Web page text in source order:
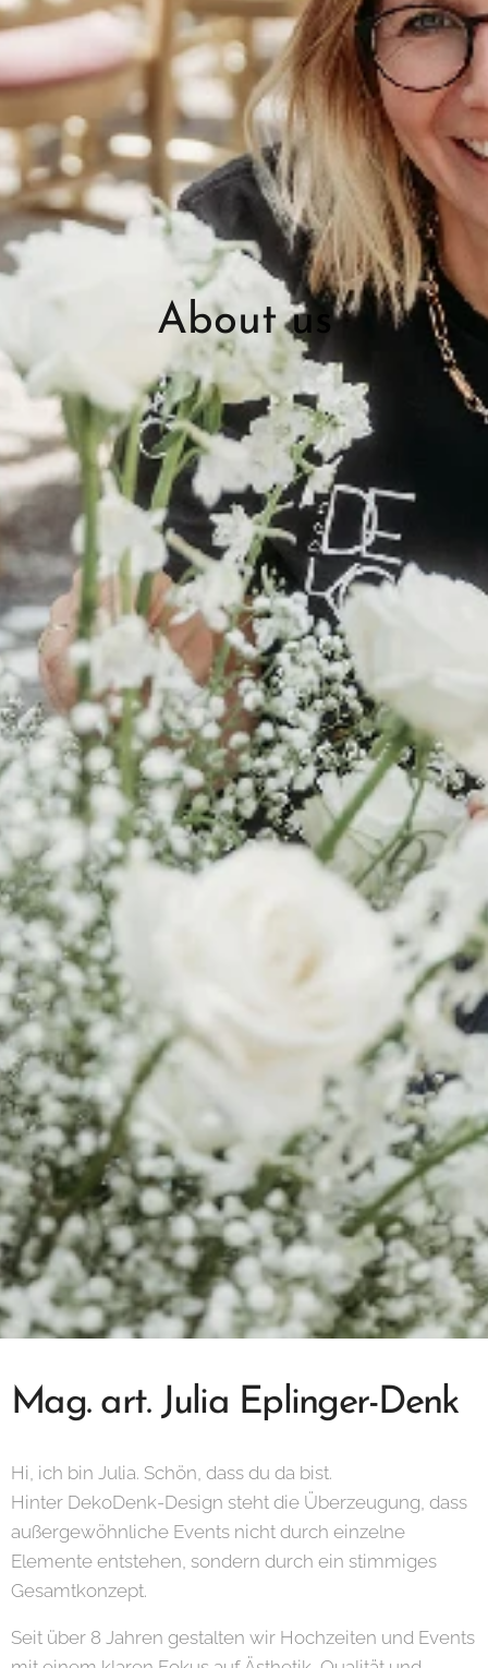
About us
Mag. art. Julia Eplinger-Denk
Hi, ich bin Julia. Schön, dass du da bist.
Hinter DekoDenk-Design steht die Überzeugung, dass
außergewöhnliche Events nicht durch einzelne
Elemente entstehen, sondern durch ein stimmiges
Gesamtkonzept.
Seit über 8 Jahren gestalten wir Hochzeiten und Events